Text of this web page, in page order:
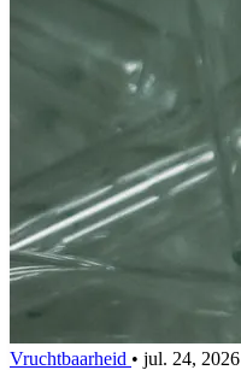
Vruchtbaarheid • jul. 24, 2026